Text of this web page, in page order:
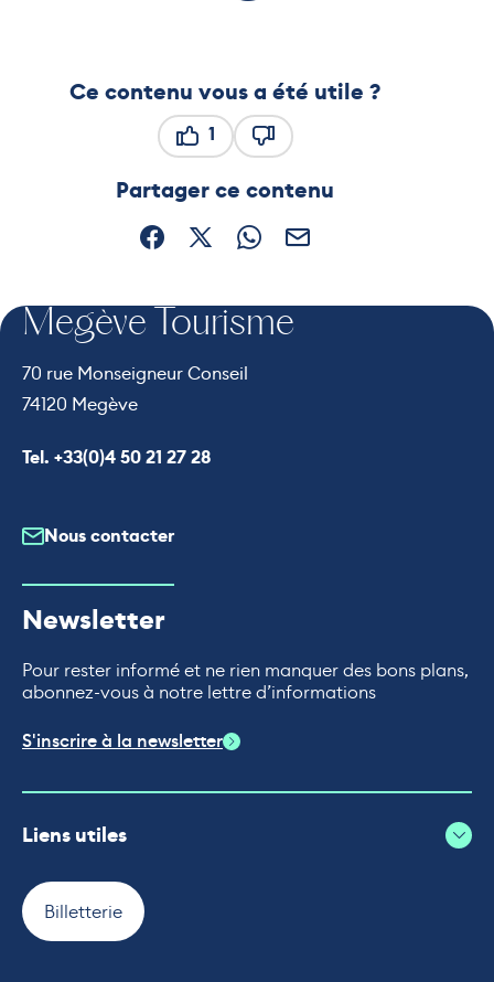
Ce contenu vous a été utile ?
1
Partager ce contenu
Partager sur Facebook (nouvelle fenêtre)
Partager sur X / Twitter (nouvelle
Partager sur WhatsApp
Partager par mail
Megève Tourisme
70 rue Monseigneur Conseil
74120 Megève
Appeler le
Tel. +33(0)4 50 21 27 28
Nous contacter
Newsletter
Pour rester informé et ne rien manquer des bons plans,
abonnez-vous à notre lettre d’informations
S'inscrire à la newsletter
Liens utiles
Billetterie